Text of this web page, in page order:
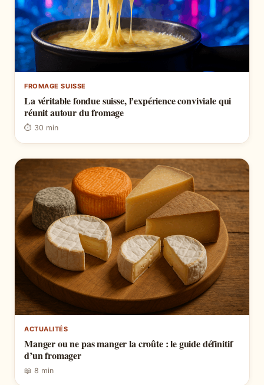
FROMAGE SUISSE
La véritable fondue suisse, l’expérience conviviale qui
réunit autour du fromage
⏱ 30 min
ACTUALITÉS
Manger ou ne pas manger la croûte : le guide définitif
d’un fromager
📖 8 min